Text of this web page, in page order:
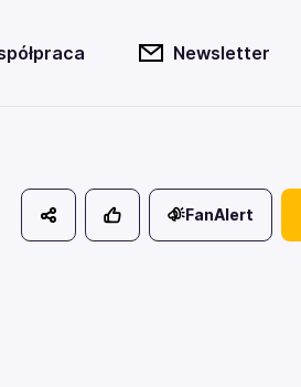
Newsletter
FanAlert